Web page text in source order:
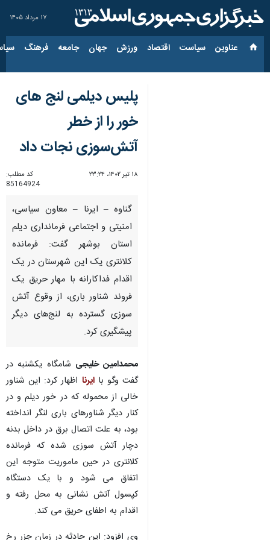
۱۷ مرداد ۱۴۰۵
عناوین‌ سیاست اقتصاد ورزش جهان جامعه فرهنگ
پلیس دیلمی لنج‌ های
خور را از خطر
آتش‎‌سوزی نجات داد
۱۸ تیر ۱۴۰۲، ۲۳:۲۴
کد مطلب:
85164924
گناوه – ایرنا – معاون سیاسی،
امنیتی و اجتماعی فرمانداری دیلم
استان بوشهر گفت: فرمانده
کلانتری یک این شهرستان در یک
اقدام فداکارانه با مهار حریق یک
فروند شناور باری، از وقوع آتش
سوزی گسترده به لنج‌های دیگر
پیشگیری کرد.
محمدامین خلیجی شامگاه یکشنبه در
گفت وگو باایرنا اظهار کرد: این شناور
خالی از محموله که در خور دیلم و در
کنار دیگر شناورهای باری لنگر انداخته
بود، به علت اتصال برق در داخل بدنه
دچار آتش سوزی شده که فرمانده
کلانتری در حین ماموریت متوجه این
اتفاق می شود و با یک دستگاه
کپسول آتش نشانی به محل رفته و
اقدام به اطفای حریق می کند.
وی افزود: این حادثه در زمان جزر رخ